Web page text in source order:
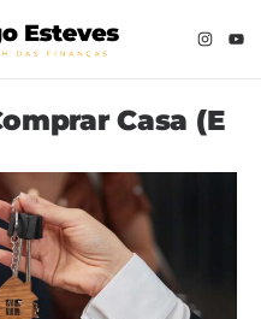
Casa (E